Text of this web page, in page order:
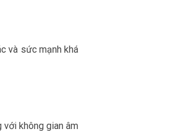
và sức mạnh khá
không gian âm